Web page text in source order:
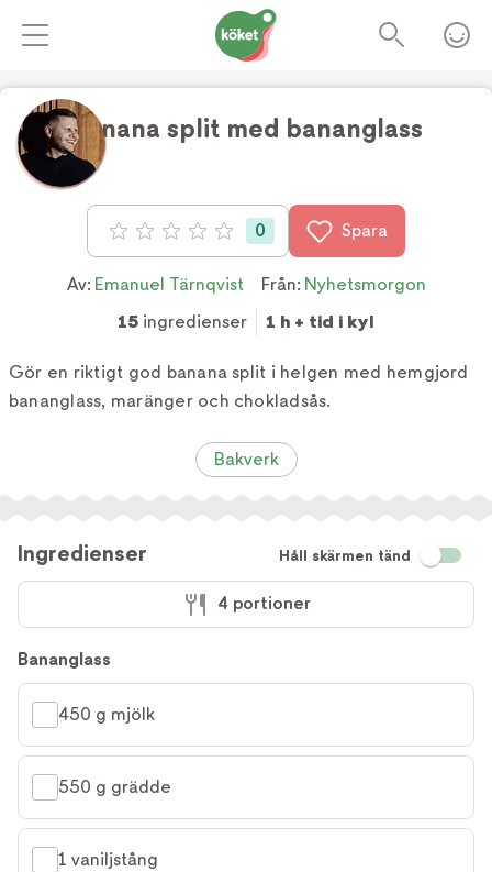
Banana split med bananglass
Betyg: 0 av 5 0 Spara
Av: Emanuel Tärnqvist Från: Nyhetsmorgon
15 ingredienser 1 h + tid i kyl
Gör en riktigt god banana split i helgen med hemgjord
bananglass, maränger och chokladsås.
Bakverk
Ingredienser Håll skärmen tänd
4 portioner
Bananglass
450 g mjölk
550 g grädde
1 vaniljstång